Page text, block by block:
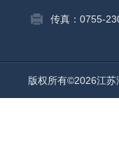
传真：0755-
版权所有©2026江